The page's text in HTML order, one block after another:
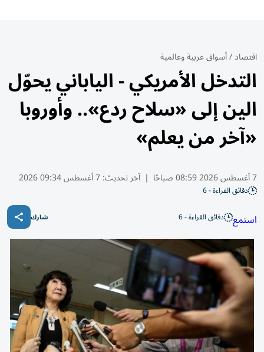
اقتصاد/أسواق عربية وعالمية
التدخل الأمريكي - الياباني يحوّل
الين إلى «سلاح ردع».. وأوروبا
«آخر من يعلم»
7 أغسطس 2026 08:59 صباحًا | آخر تحديث:7 أغسطس 09:34 2026
دقائق القراءة - 6
استمع دقائق القراءة - 6 شارك